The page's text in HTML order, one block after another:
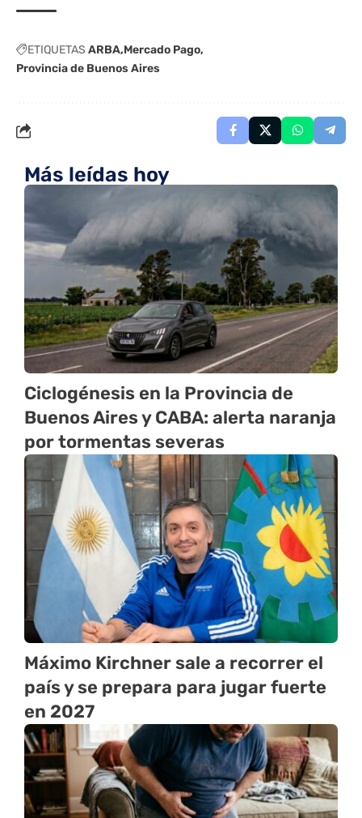
ETIQUETAS ARBA Mercado Pago
Provincia de Buenos Aires
Más leídas hoy
Ciclogénesis en la Provincia de
Buenos Aires y CABA: alerta naranja
por tormentas severas
Máximo Kirchner sale a recorrer el
país y se prepara para jugar fuerte
en 2027